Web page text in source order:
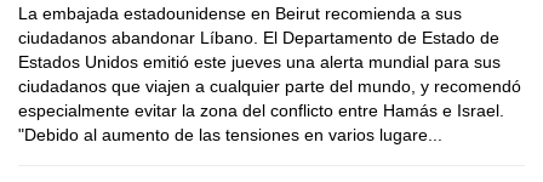
La embajada estadounidense en Beirut recomienda a sus
ciudadanos abandonar Líbano. El Departamento de Estado de
Estados Unidos emitió este jueves una alerta mundial para sus
ciudadanos que viajen a cualquier parte del mundo, y recomendó
especialmente evitar la zona del conflicto entre Hamás e Israel.
"Debido al aumento de las tensiones en varios lugare...